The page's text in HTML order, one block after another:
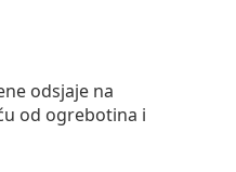
odsjaje na
od ogrebotina i